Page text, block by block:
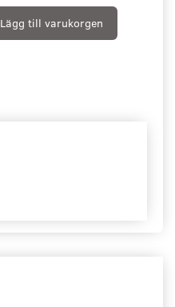
Lägg till varukorgen